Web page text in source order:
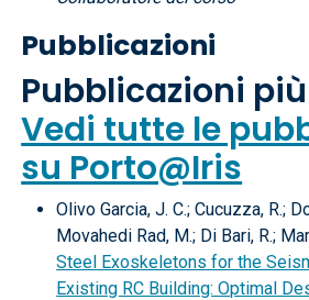
Pubblicazioni
Pubblicazioni
Vedi tutte le
su Porto@Iris
Olivo Garcia, J. C.; Cucuzza, R.;
Movahedi Rad, M.; Di Bari, R.;
Steel Exoskeletons for the
Existing RC Building: Optimal